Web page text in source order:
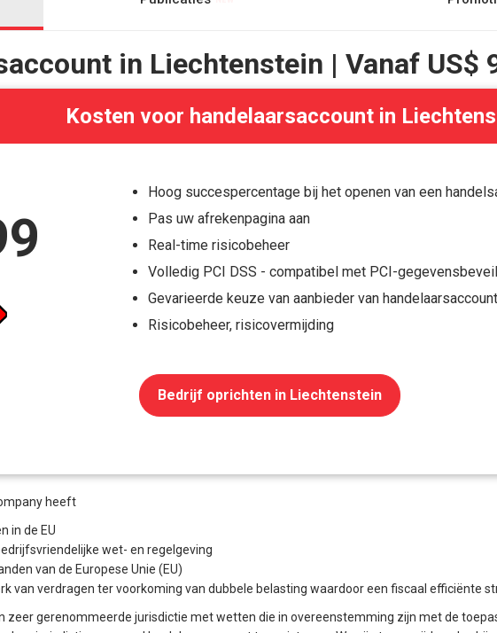
in Liechtenstein | Vanaf US$
Kosten voor handelaarsaccount in
Hoog succespercentage bij het openen van een
Pas uw afrekenpagina aan
Real-time risicobeheer
Volledig PCI DSS - compatibel met PCI-
Gevarieerde keuze van aanbieder van
Risicobeheer, risicovermijding
Bedrijf oprichten in Liechtenstein
heeft
in de EU
wet- en regelgeving
van de Europese Unie (EU)
van verdragen ter voorkoming van dubbele belasting waardoor een fiscaal efficiënte
zeer gerenommeerde jurisdictie met wetten die in overeenstemming zijn met de